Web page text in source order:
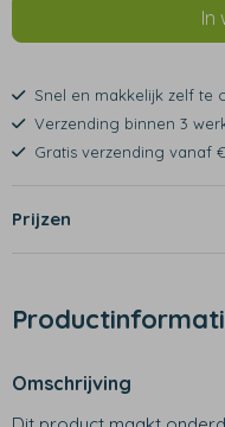
In
Snel en makkelijk zelf te
Verzending binnen 3
Gratis verzending vanaf
Prijzen
Omschrijving